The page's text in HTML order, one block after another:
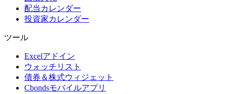
配当カレンダー
投資家カレンダー
ツール
Excelアドイン
ウォッチリスト
債券＆株式ウィジェット
Cbondsモバイルアプリ